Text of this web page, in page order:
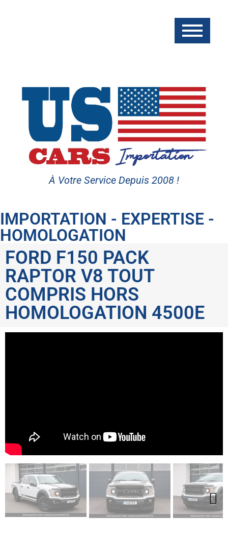
À Votre Service Depuis 2008 !
IMPORTATION - EXPERTISE -
HOMOLOGATION
FORD F150 PACK
RAPTOR V8 TOUT
COMPRIS HORS
HOMOLOGATION 4500E
Next